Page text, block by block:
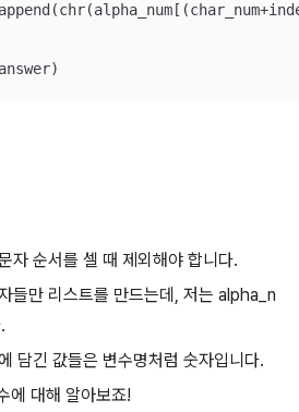
자 순서를 셀 때 제외해야 합니다.
들만 리스트를 만드는데, 저는 alpha_n
담긴 값들은 변수명처럼 숫자입니다.
에 대해 알아보죠!